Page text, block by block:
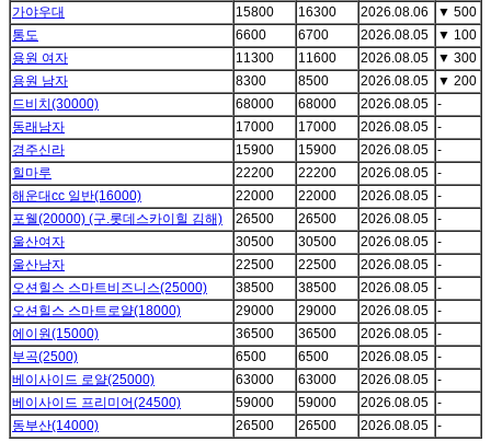
가야우대
15800 16300 2026.08.06 ▼ 500
통도
6600 6700 2026.08.05 ▼ 100
용원 여자
11300 11600 2026.08.05 ▼ 300
용원 남자
8300 8500 2026.08.05 ▼ 200
드비치(30000)
68000 68000 2026.08.05 -
동래남자
17000 17000 2026.08.05 -
경주신라
15900 15900 2026.08.05 -
힐마루
22200 22200 2026.08.05 -
해운대cc 일반(16000)
22000 22000 2026.08.05 -
포웰(20000) (구.롯데스카이힐 김해)
26500 26500 2026.08.05 -
울산여자
30500 30500 2026.08.05 -
울산남자
22500 22500 2026.08.05 -
오션힐스 스마트비즈니스(25000)
38500 38500 2026.08.05 -
오션힐스 스마트로얄(18000)
29000 29000 2026.08.05 -
에이원(15000)
36500 36500 2026.08.05 -
부곡(2500)
6500 6500 2026.08.05 -
베이사이드 로얄(25000)
63000 63000 2026.08.05 -
베이사이드 프리미어(24500)
59000 59000 2026.08.05 -
동부산(14000)
26500 26500 2026.08.05 -